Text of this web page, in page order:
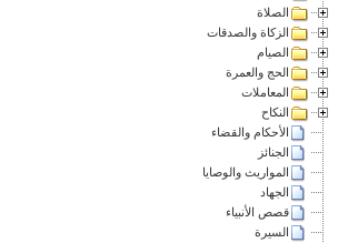
الصلاة
الزكاة والصدقات
الصيام
الحج والعمرة
المعاملات
النكاح
الأحكام والقضاء
الجنائز
المواريث والوصايا
الجهاد
قصص الأنبياء
السيرة